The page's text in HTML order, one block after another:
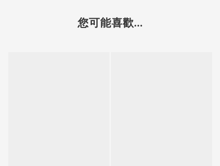
您可能喜歡...